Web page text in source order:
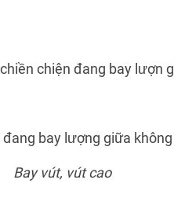
chiện đang bay lượn
bay lượng giữa
Bay vút, vút cao